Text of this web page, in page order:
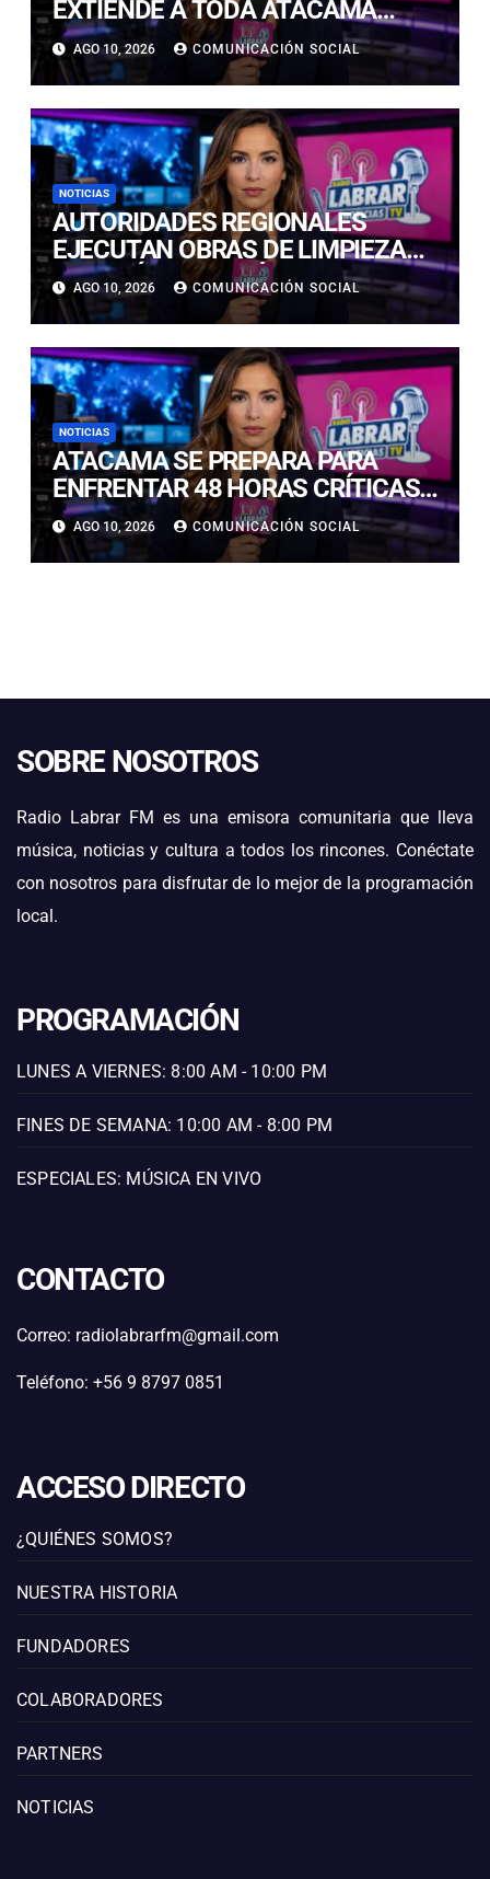
EXTIENDE A TODA ATACAMA
ANTE LAS PRECIPITACIONES
PREVISTAS PARA ESTE MARTES Y
MIÉRCOLES
AGO 10, 2026 COMUNICACIÓN SOCIAL
NOTICIAS
AUTORIDADES REGIONALES
EJECUTAN OBRAS DE LIMPIEZA
EN EL RÍO COPIAPÓ ANTE LA
LLEGADA DE NUEVO EVENTO
METEOROLÓGICO
AGO 10, 2026 COMUNICACIÓN SOCIAL
NOTICIAS
ATACAMA SE PREPARA PARA
ENFRENTAR 48 HORAS CRÍTICAS
POR INTENSAS PRECIPITACIONES
AGO 10, 2026 COMUNICACIÓN SOCIAL
SOBRE NOSOTROS
Radio Labrar FM es una emisora comunitaria que lleva
música, noticias y cultura a todos los rincones. Conéctate
con nosotros para disfrutar de lo mejor de la programación
local.
PROGRAMACIÓN
LUNES A VIERNES: 8:00 AM - 10:00 PM
FINES DE SEMANA: 10:00 AM - 8:00 PM
ESPECIALES: MÚSICA EN VIVO
CONTACTO
Correo: radiolabrarfm@gmail.com
Teléfono: +56 9 8797 0851
ACCESO DIRECTO
¿QUIÉNES SOMOS?
NUESTRA HISTORIA
FUNDADORES
COLABORADORES
PARTNERS
NOTICIAS